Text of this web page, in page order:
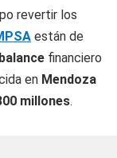
revertir los
están de
balance financiero
en Mendoza
millones.